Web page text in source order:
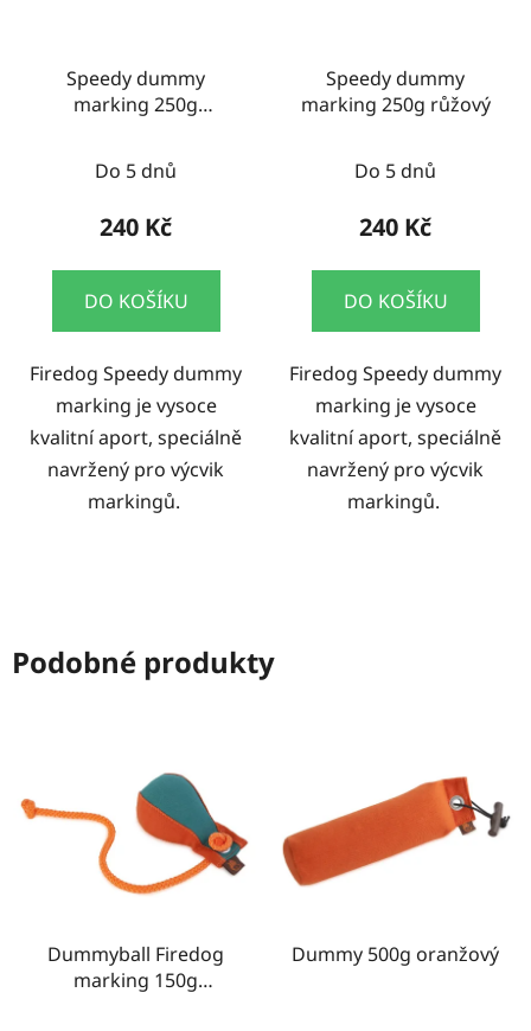
Speedy dummy
marking 250g
Do 5 dnů
240 Kč
DO KOŠÍKU
Firedog Speedy dummy
marking je vysoce
kvalitní aport, speciálně
navržený pro výcvik
markingů.
Speedy dummy
marking 250g růžový
Do 5 dnů
240 Kč
DO KOŠÍKU
Firedog Speedy dummy
marking je vysoce
kvalitní aport, speciálně
navržený pro výcvik
markingů.
Podobné produkty
Dummyball Firedog
marking 150g
Dummy 500g oranžový